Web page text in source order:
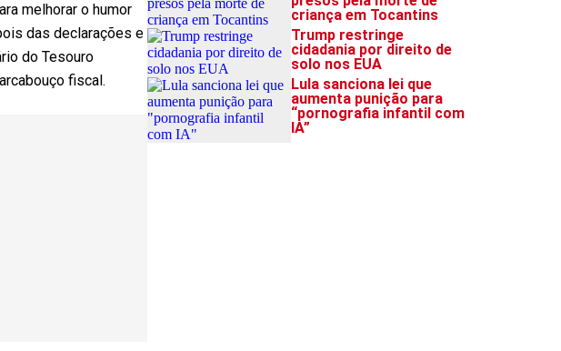
melhorar o humor
das declarações e
do Tesouro
fiscal.